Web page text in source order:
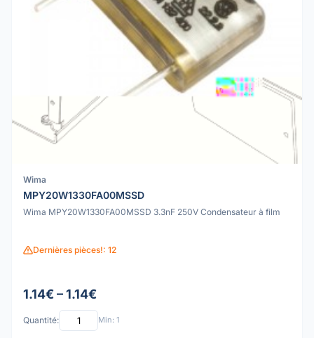
Wima
MPY20W1330FA00MSSD
Wima MPY20W1330FA00MSSD 3.3nF 250V Condensateur à film
Dernières pièces!: 12
1.14€ – 1.14€
Quantité: Min: 1